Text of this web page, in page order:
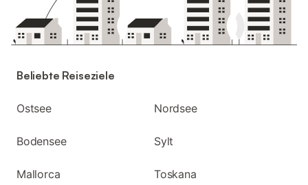
Beliebte Reiseziele
Ostsee Nordsee
Bodensee Sylt
Mallorca Toskana